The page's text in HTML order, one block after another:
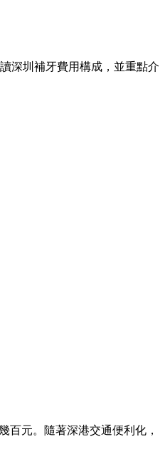
深圳補牙費用構成，並重點介
元。隨著深港交通便利化，